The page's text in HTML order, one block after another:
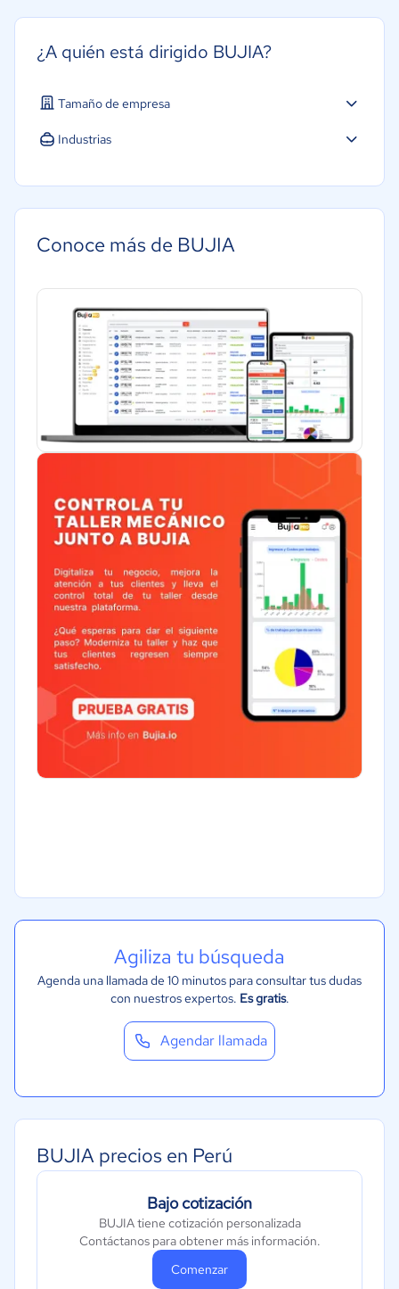
¿A quién está dirigido BUJIA?
Tamaño de empresa
Micro: 1 a 9 trabajadores
Industrias
Conoce más de BUJIA
Agiliza tu búsqueda
Agenda una llamada de 10 minutos para consultar tus dudas
con nuestros expertos. Es gratis.
Agendar llamada
BUJIA precios en Perú
Bajo cotización
BUJIA tiene cotización personalizada
Contáctanos para obtener más información.
Comenzar